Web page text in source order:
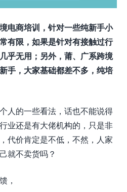
电商培训，针对一些纯新手小
有限，如果是针对有接触过行
乎无用；另外，莆、广系跨境
手，大家基础都差不多，纯培
人的一些看法，话也不能说得
业还是有大佬机构的，只是非
代价肯定是不低，不然，人家
就不卖货吗？
，